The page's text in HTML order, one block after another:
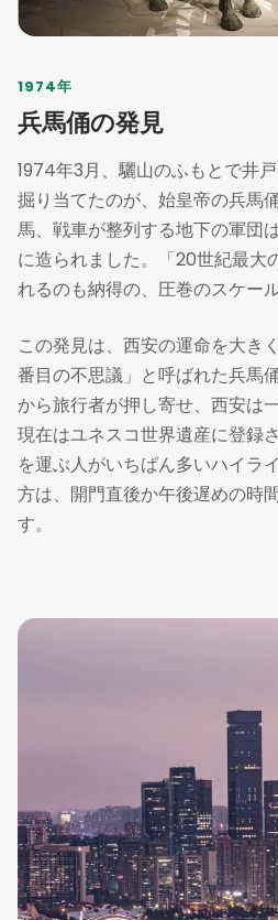
1974年
兵馬俑の発見
1974年3月、驪山のふもとで井
掘り当てたのが、始皇帝の兵馬
馬、戦車が整列する地下の軍団
に造られました。「20世紀最大
れるのも納得の、圧巻のスケー
この発見は、西安の運命を大き
番目の不思議」と呼ばれた兵馬
から旅行者が押し寄せ、西安は
現在はユネスコ世界遺産に登録
を運ぶ人がいちばん多いハイラ
方は、開門直後か午後遅めの時
す。